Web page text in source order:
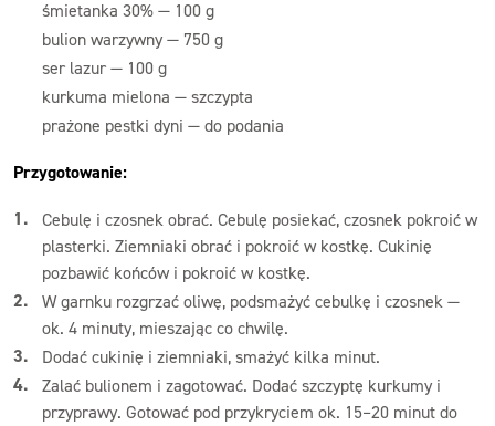
śmietanka 30% — 100 g
bulion warzywny — 750 g
ser lazur — 100 g
kurkuma mielona — szczypta
prażone pestki dyni — do podania
Przygotowanie:
Cebulę i czosnek obrać. Cebulę posiekać, czosnek pokroić w
plasterki. Ziemniaki obrać i pokroić w kostkę. Cukinię
pozbawić końców i pokroić w kostkę.
W garnku rozgrzać oliwę, podsmażyć cebulkę i czosnek —
ok. 4 minuty, mieszając co chwilę.
Dodać cukinię i ziemniaki, smażyć kilka minut.
Zalać bulionem i zagotować. Dodać szczyptę kurkumy i
przyprawy. Gotować pod przykryciem ok. 15–20 minut do